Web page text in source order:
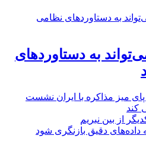
به دستاوردهای